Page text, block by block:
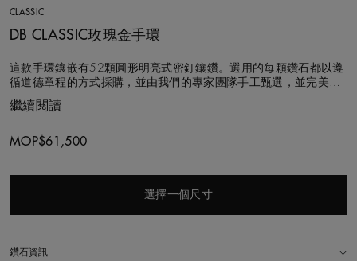
CLASSIC
DB CLASSIC玫瑰金手環
這款手環鑲嵌有52顆圓形明亮式密釘鑲鑽。選用的每顆鑽石都以遵
循道德章程的方式採購，並由我們的專家團隊手工甄選，並完美匹
適的橢圓形設計，以18K玫瑰金製成，寬度2公釐，不論單獨佩戴或
款式尤其突顯活
繼續閱讀
Original price
MOP$61,500
選擇一個尺寸
鑽石資訊